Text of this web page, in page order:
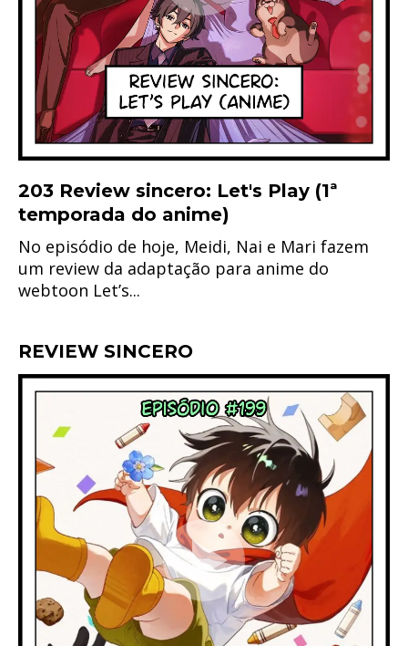
203 Review sincero: Let's Play (1ª
temporada do anime)
No episódio de hoje, Meidi, Nai e Mari fazem
um review da adaptação para anime do
webtoon Let’s...
REVIEW SINCERO